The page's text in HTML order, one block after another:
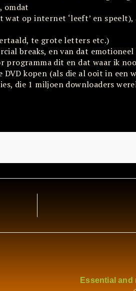
omdat
op internet ‘leeft’ en
te grote letters etc.)
breaks, en van dat
programma dit en dat waar ik
kopen (als die al ooit in een
die 1 miljoen downloaders
Essential